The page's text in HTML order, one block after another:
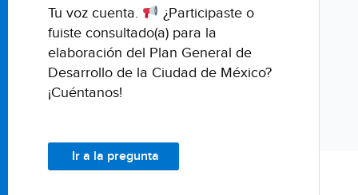
Califica este portal
Tu voz cuenta.
¿Participaste o
fuiste consultado(a) para la
elaboración del Plan General de
Desarrollo de la Ciudad de México?
¡Cuéntanos!
Ir a la pregunta